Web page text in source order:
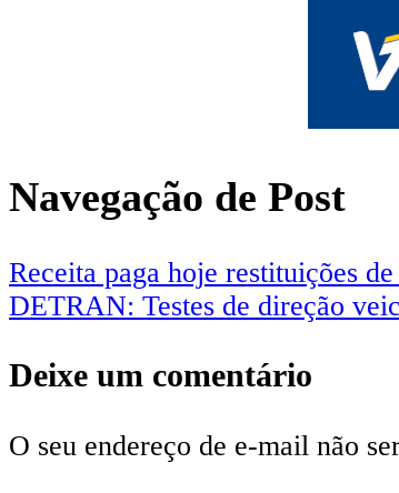
Navegação de Post
Receita paga hoje restituições
DETRAN: Testes de direção
Deixe um comentário
O seu endereço de e-mail não